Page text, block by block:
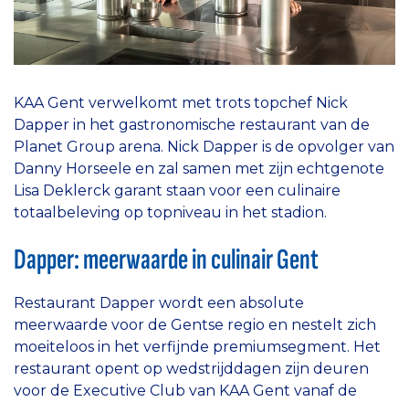
KAA Gent verwelkomt met trots topchef Nick
Dapper in het gastronomische restaurant van de
Planet Group arena. Nick Dapper is de opvolger van
Danny Horseele en zal samen met zijn echtgenote
Lisa Deklerck garant staan voor een culinaire
totaalbeleving op topniveau in het stadion.
Dapper: meerwaarde in culinair Gent
Restaurant Dapper wordt een absolute
meerwaarde voor de Gentse regio en nestelt zich
moeiteloos in het verfijnde premiumsegment. Het
restaurant opent op wedstrijddagen zijn deuren
voor de Executive Club van KAA Gent vanaf de